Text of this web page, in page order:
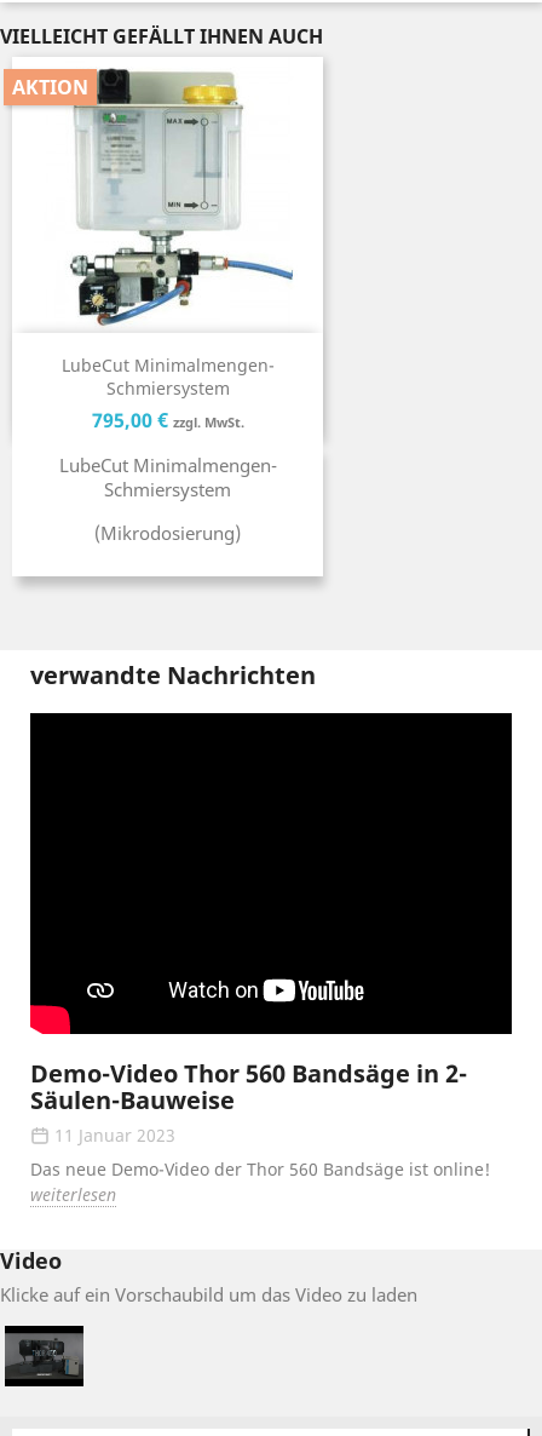
VIELLEICHT GEFÄLLT IHNEN AUCH
LubeCut Minimalmengen-
Schmiersystem
AKTION
Preis
795,00 € zzgl. MwSt.Preis
LubeCut Minimalmengen-
Schmiersystem
(Mikrodosierung)
verwandte Nachrichten
Demo-Video Thor 560 Bandsäge in 2-
Säulen-Bauweise
11 Januar 2023
Das neue Demo-Video der Thor 560 Bandsäge ist online!
weiterlesen
Video
Klicke auf ein Vorschaubild um das Video zu laden